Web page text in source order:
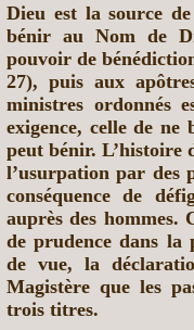
Dieu est la source
bénir au Nom de
pouvoir de
27), puis aux
ministres ordonnés
exigence, celle de
peut bénir. L’histoire
l’usurpation par des
conséquence de
auprès des hommes.
de prudence dans la
de vue, la
Magistère que les
trois titres.